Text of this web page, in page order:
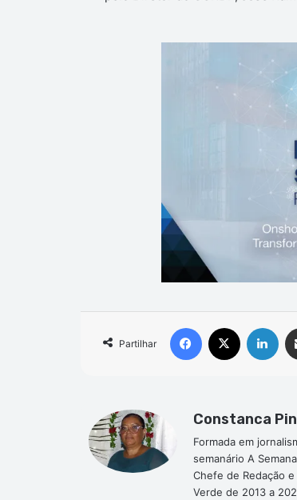
Partilhar
Facebook
Constanca
Formada em
semanário A
Chefe de Redação
Verde de 2013 a